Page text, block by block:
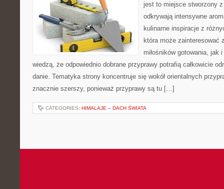
jest to miejsce stworzony
odkrywają intensywne
kulinarne inspiracje z
która może zainteresować
miłośników gotowania, jak
wiedzą, że odpowiednio dobrane przyprawy potrafią całkowicie
danie. Tematyka strony koncentruje się wokół orientalnych
znacznie szerszy, ponieważ przyprawy są tu […]
CATEGORIES: HIMALAJE – DACH ŚWIATA